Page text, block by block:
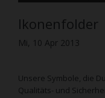
Ikonenfolder
Mi, 10 Apr 2013
Unsere Symbole, die
Qualitäts- und